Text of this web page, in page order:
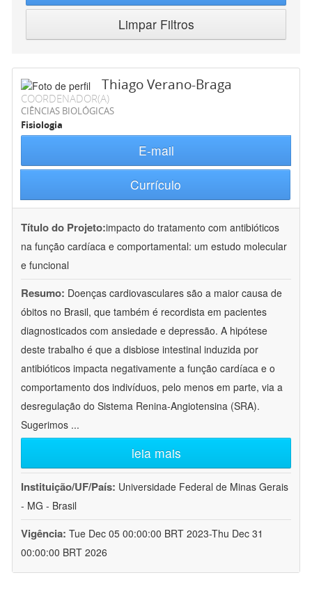
Limpar Filtros
Thiago Verano-Braga
COORDENADOR(A)
CIÊNCIAS BIOLÓGICAS
Fisiologia
E-mail
Currículo
Título do Projeto:impacto do tratamento com antibióticos
na função cardíaca e comportamental: um estudo molecular
e funcional
Resumo: Doenças cardiovasculares são a maior causa de
óbitos no Brasil, que também é recordista em pacientes
diagnosticados com ansiedade e depressão. A hipótese
deste trabalho é que a disbiose intestinal induzida por
antibióticos impacta negativamente a função cardíaca e o
comportamento dos indivíduos, pelo menos em parte, via a
desregulação do Sistema Renina-Angiotensina (SRA).
Sugerimos ...
leia mais
Instituição/UF/País: Universidade Federal de Minas Gerais
- MG - Brasil
Vigência: Tue Dec 05 00:00:00 BRT 2023-Thu Dec 31
00:00:00 BRT 2026